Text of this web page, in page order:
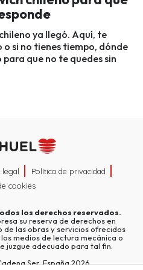
ya llegó. Aquí, te
si no tienes tiempo, dónde
que no te quedes sin
legal
Política de privacidad
cookies
los derechos reservados.
su reserva de derechos en
de las obras y servicios ofrecidos
medios de lectura mecánica o
juzgue adecuado para tal fin.
Ser, España 2026.